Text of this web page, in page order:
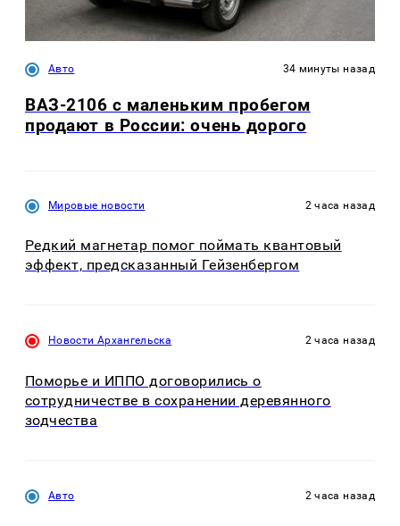
Авто 34 минуты назад
ВАЗ-2106 с маленьким пробегом
продают в России: очень дорого
Мировые новости 2 часа назад
Редкий магнетар помог поймать квантовый
эффект, предсказанный Гейзенбергом
Новости Архангельска 2 часа назад
Поморье и ИППО договорились о
сотрудничестве в сохранении деревянного
зодчества
Авто 2 часа назад